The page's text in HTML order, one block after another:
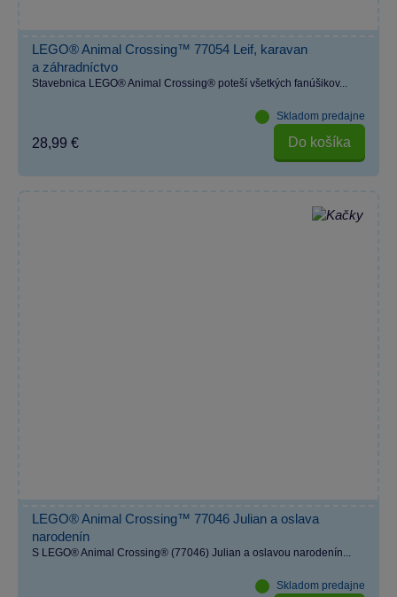
LEGO® Animal Crossing™ 77054 Leif, karavan
a záhradníctvo
Stavebnica LEGO® Animal Crossing® poteší všetkých fanúšikov...
Skladom predajne
28,99 € Do košíka
LEGO® Animal Crossing™ 77046 Julian a oslava
narodenín
S LEGO® Animal Crossing® (77046) Julian a oslavou narodenín...
Skladom predajne